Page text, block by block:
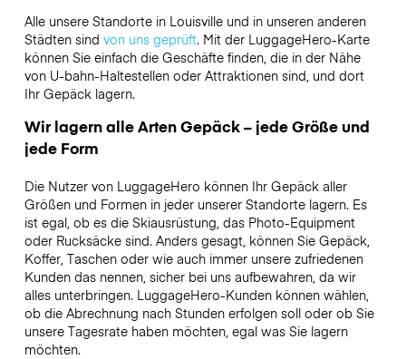
Alle unsere Standorte in Louisville und in unseren anderen
Städten sind von uns geprüft. Mit der LuggageHero-Karte
können Sie einfach die Geschäfte finden, die in der Nähe
von U-bahn-Haltestellen oder Attraktionen sind, und dort
Ihr Gepäck lagern.
Wir lagern alle Arten Gepäck – jede Größe und
jede Form
Die Nutzer von LuggageHero können Ihr Gepäck aller
Größen und Formen in jeder unserer Standorte lagern. Es
ist egal, ob es die Skiausrüstung, das Photo-Equipment
oder Rucksäcke sind. Anders gesagt, können Sie Gepäck,
Koffer, Taschen oder wie auch immer unsere zufriedenen
Kunden das nennen, sicher bei uns aufbewahren, da wir
alles unterbringen. LuggageHero-Kunden können wählen,
ob die Abrechnung nach Stunden erfolgen soll oder ob Sie
unsere Tagesrate haben möchten, egal was Sie lagern
möchten.